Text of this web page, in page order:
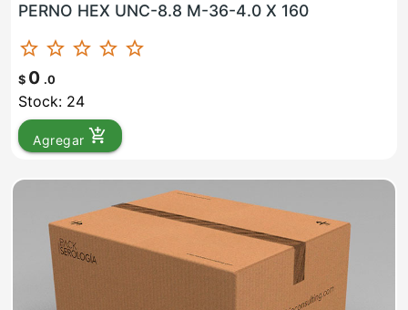
PERNO HEX UNC-8.8 M-36-4.0 X 160
star_border star_border star_border star_border star_border
$ 0 .0
Stock: 24
Agregar add_shopping_cart